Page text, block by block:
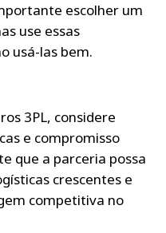
escolher um
use essas
usá-las bem.
3PL, considere
e compromisso
que a parceria possa
crescentes e
competitiva no